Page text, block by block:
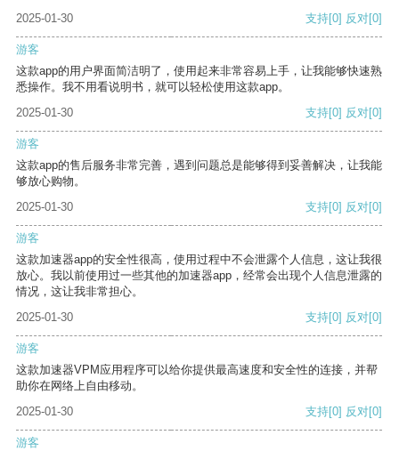
2025-01-30 支持[0] 反对[0]
游客
这款app的用户界面简洁明了，使用起来非常容易上手，让我能够快速熟
悉操作。我不用看说明书，就可以轻松使用这款app。
2025-01-30
支持[0] 反对[0]
游客
这款app的售后服务非常完善，遇到问题总是能够得到妥善解决，让我能
够放心购物。
2025-01-30
支持[0] 反对[0]
游客
这款加速器app的安全性很高，使用过程中不会泄露个人信息，这让我很
放心。我以前使用过一些其他的加速器app，经常会出现个人信息泄露的
情况，这让我非常担心。
2025-01-30
支持[0] 反对[0]
游客
这款加速器VPM应用程序可以给你提供最高速度和安全性的连接，并帮
助你在网络上自由移动。
2025-01-30
支持[0] 反对[0]
游客